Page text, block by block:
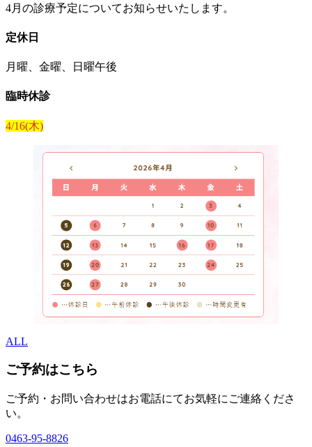
4月の診療予定についてお知らせいたします。
定休日
月曜、金曜、日曜午後
臨時休診
4/16(木)
ALL
ご予約はこちら
ご予約・お問い合わせはお電話にてお気軽にご連絡くださ
い。
0463‐95‐8826